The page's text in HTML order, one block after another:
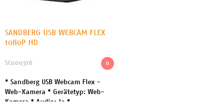
SANDBERG USB WEBCAM FLEX
1080P HD
0
SC000376
* Sandberg USB Webcam Flex -
Web-Kamera * Gerätetyp: Web-
Kamera * Audio: Ja *